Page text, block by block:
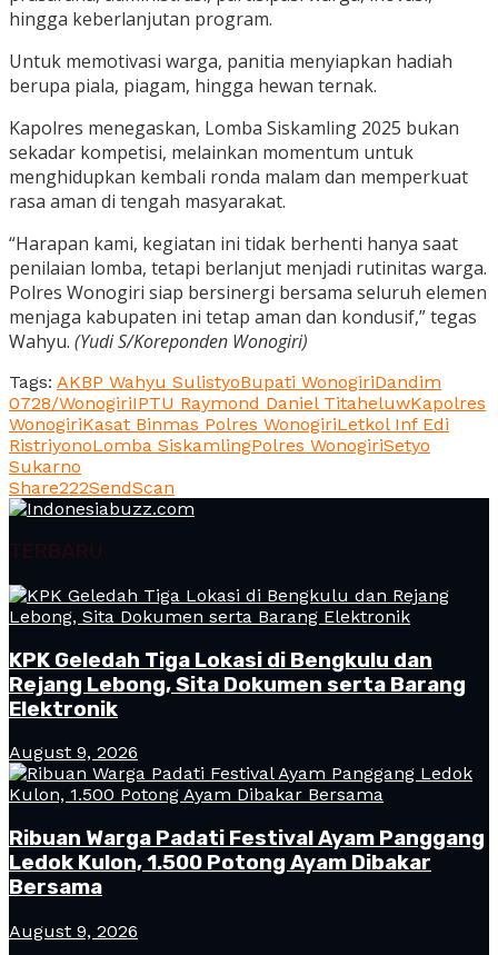
hingga keberlanjutan program.
Untuk memotivasi warga, panitia menyiapkan hadiah
berupa piala, piagam, hingga hewan ternak.
Kapolres menegaskan, Lomba Siskamling 2025 bukan
sekadar kompetisi, melainkan momentum untuk
menghidupkan kembali ronda malam dan memperkuat
rasa aman di tengah masyarakat.
“Harapan kami, kegiatan ini tidak berhenti hanya saat
penilaian lomba, tetapi berlanjut menjadi rutinitas warga.
Polres Wonogiri siap bersinergi bersama seluruh elemen
menjaga kabupaten ini tetap aman dan kondusif,” tegas
Wahyu. (Yudi S/Koreponden Wonogiri)
Tags: AKBP Wahyu SulistyoBupati WonogiriDandim
0728/WonogiriIPTU Raymond Daniel TitaheluwKapolres
WonogiriKasat Binmas Polres WonogiriLetkol Inf Edi
RistriyonoLomba SiskamlingPolres WonogiriSetyo
Sukarno
Share222SendScan
TERBARU
KPK Geledah Tiga Lokasi di Bengkulu dan
Rejang Lebong, Sita Dokumen serta Barang
Elektronik
August 9, 2026
Ribuan Warga Padati Festival Ayam Panggang
Ledok Kulon, 1.500 Potong Ayam Dibakar
Bersama
August 9, 2026